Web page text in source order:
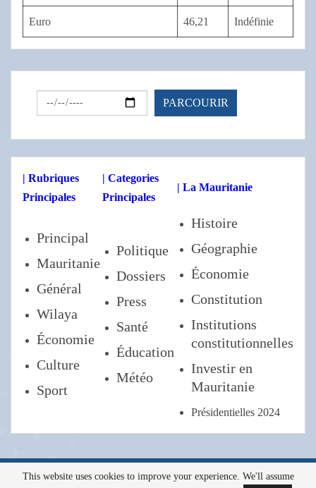
Euro 46,21 Indéfinie
| Rubriques
Principales
| Categories
Principales
| La Mauritanie
Principal
Mauritanie
Général
Wilaya
Économie
Culture
Sport
Politique
Dossiers
Press
Santé
Éducation
Météo
Histoire
Géographie
Économie
Constitution
Institutions
constitutionnelles
Investir en
Mauritanie
Présidentielles 2024
This website uses cookies to improve your experience. We'll assume